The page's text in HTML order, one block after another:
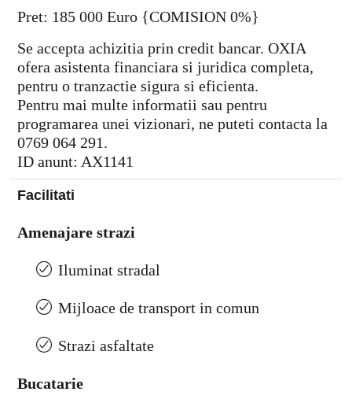
Pret: 185 000 Euro {COMISION 0%}
Se accepta achizitia prin credit bancar. OXIA
ofera asistenta financiara si juridica completa,
pentru o tranzactie sigura si eficienta.
Pentru mai multe informatii sau pentru
programarea unei vizionari, ne puteti contacta la
0769 064 291.
ID anunt: AX1141
Facilitati
Amenajare strazi
Iluminat stradal
Mijloace de transport in comun
Strazi asfaltate
Bucatarie